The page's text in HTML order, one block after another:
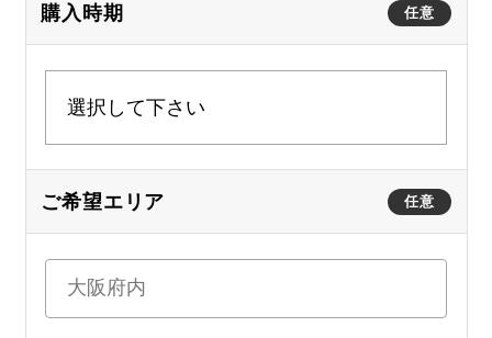
任意
購入時期
任意
ご希望エリア